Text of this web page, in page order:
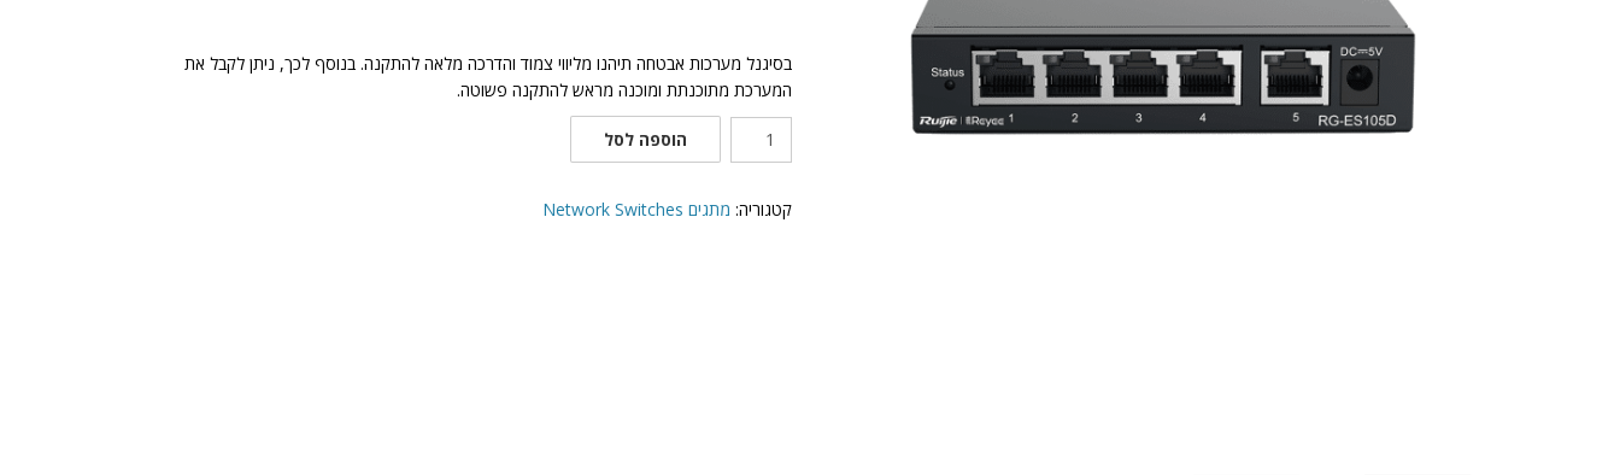
בסיגנל מערכות אבטחה תיהנו מליווי צמוד והדרכה מלאה להתקנה. בנוסף לכך, ניתן לקבל את
המערכת מתוכנתת ומוכנה מראש להתקנה פשוטה.
ES105GD
הוספה לסל
קטגוריה: מתגים Network Switches